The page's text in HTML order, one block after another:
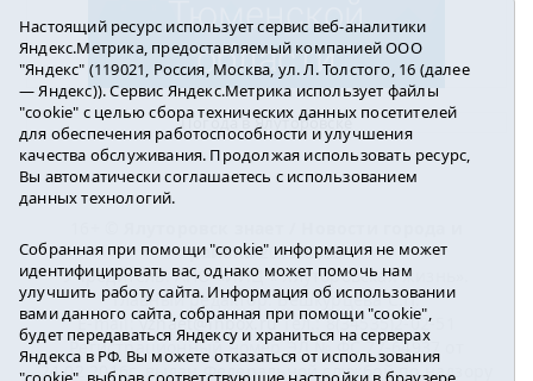
Погода в Ялуторовске
района2016-2023
Учредитель: АНО «ИИЦ « Ялуторовская жизнь».
Главный редактор: Вешкурцева С.П.
E-mail:yznaet@inbox.ruТел.: 8(34535)2-02-51
Регистрационный номер ЭЛ № ФС 77-64937 от
24.02.2016г. выдан Федеральной службой по надзору
Настоящий ресурс использует сервис веб-аналитики
Яндекс.Метрика, предоставляемый компанией ООО
"Яндекс" (119021, Россия, Москва, ул. Л. Толстого, 16 (далее
— Яндекс)). Сервис Яндекс.Метрика использует файлы
"cookie" с целью сбора технических данных посетителей
для обеспечения работоспособности и улучшения
качества обслуживания. Продолжая использовать ресурс,
Вы автоматически соглашаетесь с использованием
данных технологий.
Собранная при помощи "cookie" информация не может
идентифицировать вас, однако может помочь нам
улучшить работу сайта. Информация об использовании
вами данного сайта, собранная при помощи "cookie",
будет передаваться Яндексу и храниться на серверах
Яндекса в РФ. Вы можете отказаться от использования